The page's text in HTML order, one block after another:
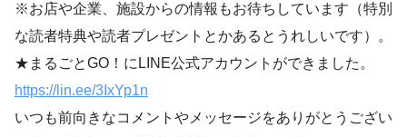
※お店や企業、施設からの情報もお待ちしています（特別
な読者特典や読者プレゼントとかあるとうれしいです）。
★まるごとGO！にLINE公式アカウントができました。
https://lin.ee/3IxYp1n
いつも前向きなコメントやメッセージをありがとうござい